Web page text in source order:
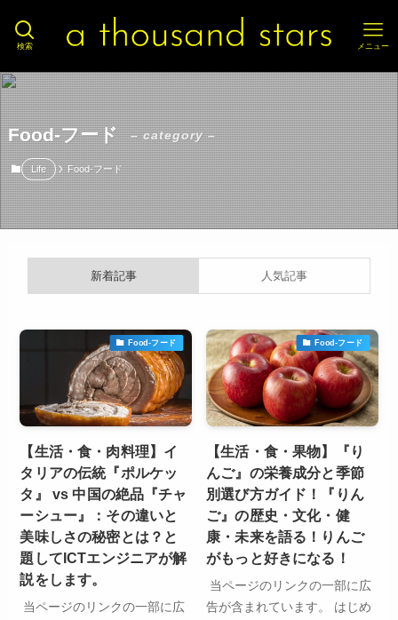
検索 メニュー
Food-フード – category –
Life Food-フード
新着記事 人気記事
Food-フード
【生活・食・肉料理】イ
タリアの伝統『ポルケッ
タ』 vs 中国の絶品『チャ
ーシュー』：その違いと
美味しさの秘密とは？と
題してICTエンジニアが解
説をします。
当ページのリンクの一部に広
Food-フード
【生活・食・果物】『り
んご』の栄養成分と季節
別選び方ガイド！『りん
ご』の歴史・文化・健
康・未来を語る！りんご
がもっと好きになる！
当ページのリンクの一部に広
告が含まれています。 はじめ